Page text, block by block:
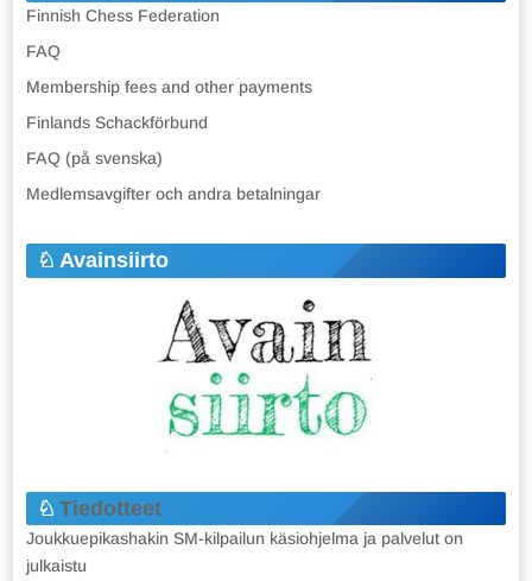
Finnish Chess Federation
FAQ
Membership fees and other payments
Finlands Schackförbund
FAQ (på svenska)
Medlemsavgifter och andra betalningar
Avainsiirto
Tiedotteet
Joukkuepikashakin SM-kilpailun käsiohjelma ja palvelut on
julkaistu